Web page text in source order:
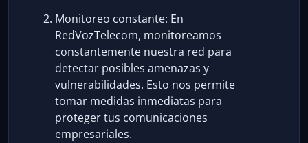
Monitoreo constante: En
RedVozTelecom, monitoreamos
constantemente nuestra red para
detectar posibles amenazas y
vulnerabilidades. Esto nos permite
tomar medidas inmediatas para
proteger tus comunicaciones
empresariales.